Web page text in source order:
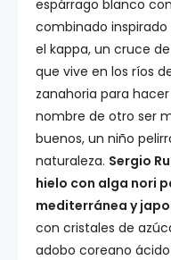
espárrago blanco
combinado
el kappa, un cruce
que vive en los ríos
zanahoria para
nombre de otro ser
buenos, un niño
naturaleza. Sergio
hielo con alga nori
mediterránea y
con cristales de
adobo coreano